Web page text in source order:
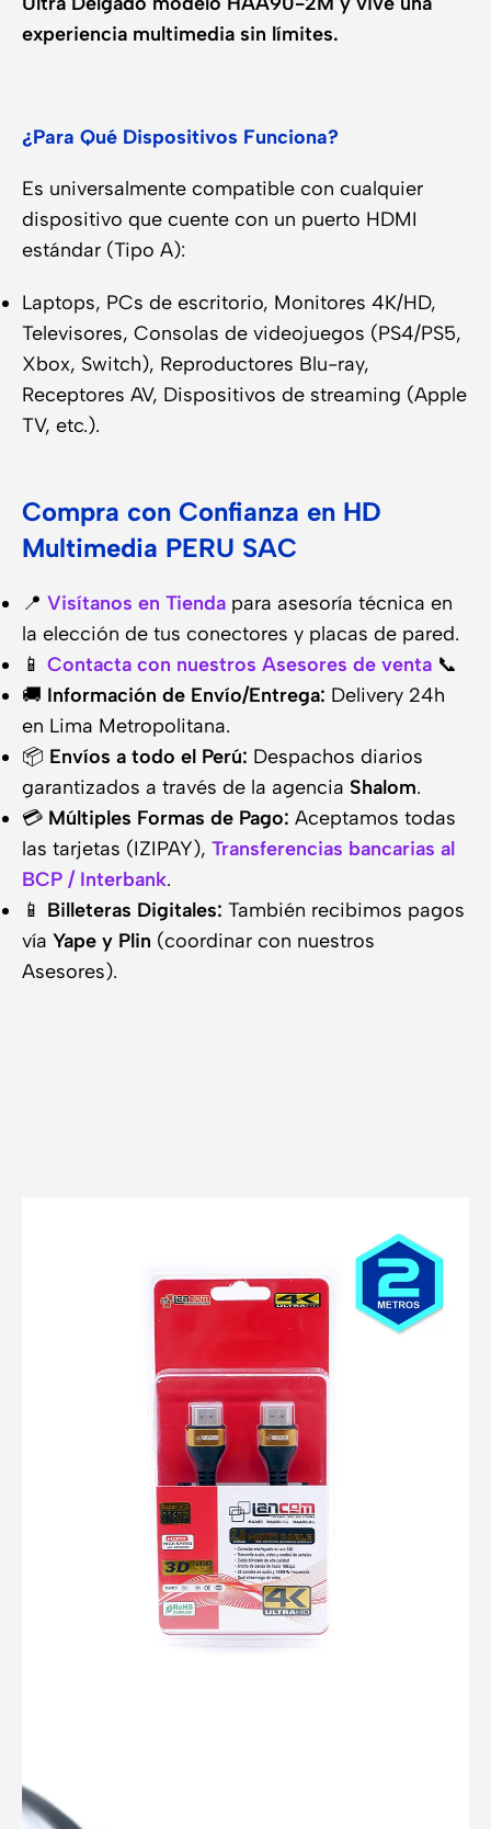
experiencia multimedia sin límites.
¿Para Qué Dispositivos Funciona?
Es universalmente compatible con cualquier
dispositivo que cuente con un puerto HDMI
estándar (Tipo A):
Laptops, PCs de escritorio, Monitores 4K/HD,
Televisores, Consolas de videojuegos (PS4/PS5,
Xbox, Switch), Reproductores Blu-ray,
Receptores AV, Dispositivos de streaming (Apple
TV, etc.).
Compra con Confianza en HD
Multimedia PERU SAC
📍 Visítanos en Tienda para asesoría técnica en
la elección de tus conectores y placas de pared.
📱 Contacta con nuestros Asesores de venta 📞
🚚 Información de Envío/Entrega: Delivery 24h
en Lima Metropolitana.
📦 Envíos a todo el Perú: Despachos diarios
garantizados a través de la agencia Shalom.
💳 Múltiples Formas de Pago: Aceptamos todas
las tarjetas (IZIPAY), Transferencias bancarias al
BCP / Interbank.
📱 Billeteras Digitales: También recibimos pagos
vía Yape y Plin (coordinar con nuestros
Asesores).